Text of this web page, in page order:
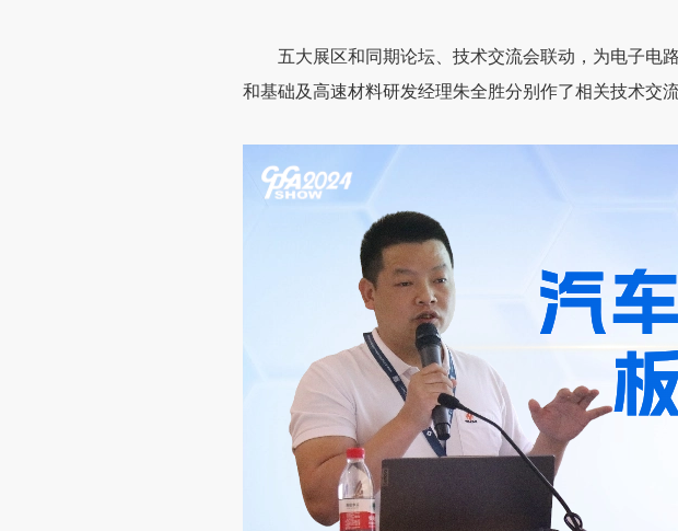
五大展区和同期论坛、技术交流会联动，为电子电
和基础及高速材料研发经理朱全胜分别作了相关技术交流